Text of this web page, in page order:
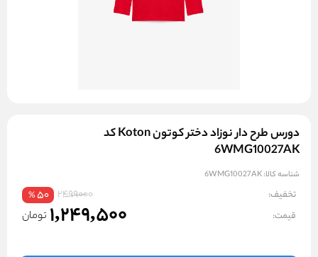
دورس طرح دار نوزاد دختر کوتون Koton کد
6WMG10027AK
شناسه کالا:6WMG10027AK
تخفیف: 2499000
50
%
قیمت: 1,249,500 تومان